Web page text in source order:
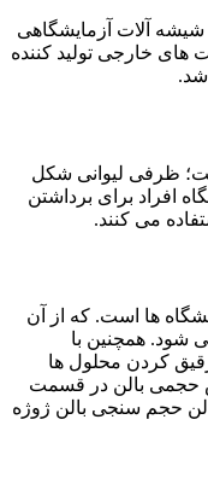
شیشه آلات آزمایشگاهی
های خارجی تولید کننده
ظرفی لیوانی شکل
افراد برای برداشتن
می کنند.
ها است. که از آن
شود. همچنین با
کردن محلول ها
حجمی بالن در قسمت
حجم سنجی بالن ژوژه